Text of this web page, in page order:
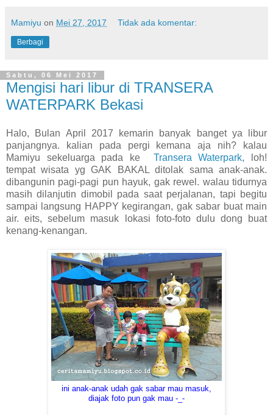
Mamiyu on Mei 27, 2017 Tidak ada komentar:
Berbagi
Sabtu, 06 Mei 2017
Mengisi hari libur di TRANSERA
WATERPARK Bekasi
Halo, Bulan April 2017 kemarin banyak banget ya libur
panjangnya. kalian pada pergi kemana aja nih? kalau
Mamiyu sekeluarga pada ke Transera Waterpark, loh!
tempat wisata yg GAK BAKAL ditolak sama anak-anak.
dibangunin pagi-pagi pun hayuk, gak rewel. walau tidurnya
masih dilanjutin dimobil pada saat perjalanan, tapi begitu
sampai langsung HAPPY kegirangan, gak sabar buat main
air. eits, sebelum masuk lokasi foto-foto dulu dong buat
kenang-kenangan.
ini anak-anak udah gak sabar mau masuk,
diajak foto pun gak mau -_-